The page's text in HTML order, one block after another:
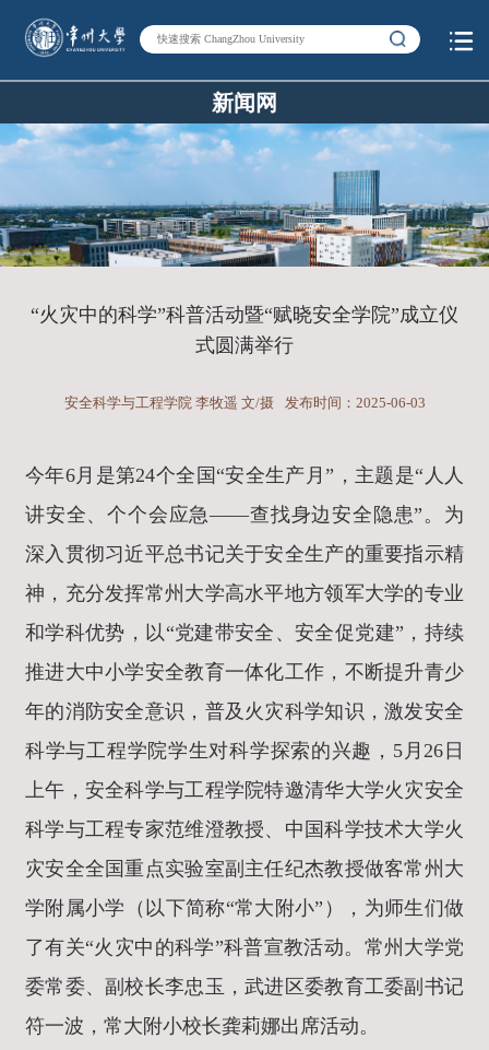
新闻网
“火灾中的科学”科普活动暨“赋晓安全学院”成立仪
式圆满举行
安全科学与工程学院 李牧遥 文/摄 发布时间：2025-06-03
今年6月是第24个全国“安全生产月”，主题是“人人
讲安全、个个会应急——查找身边安全隐患”。为
深入贯彻习近平总书记关于安全生产的重要指示精
神，充分发挥常州大学高水平地方领军大学的专业
和学科优势，以“党建带安全、安全促党建”，持续
推进大中小学安全教育一体化工作，不断提升青少
年的消防安全意识，普及火灾科学知识，激发安全
科学与工程学院学生对科学探索的兴趣，5月26日
上午，安全科学与工程学院特邀清华大学火灾安全
科学与工程专家范维澄教授、中国科学技术大学火
灾安全全国重点实验室副主任纪杰教授做客常州大
学附属小学（以下简称“常大附小”），为师生们做
了有关“火灾中的科学”科普宣教活动。常州大学党
委常委、副校长李忠玉，武进区委教育工委副书记
符一波，常大附小校长龚莉娜出席活动。